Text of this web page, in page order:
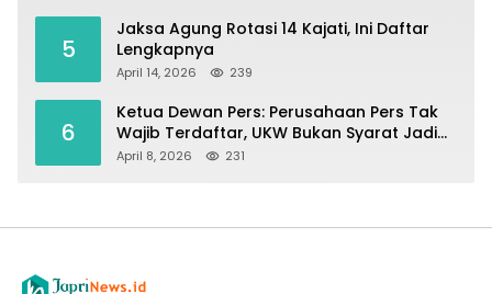
5
Jaksa Agung Rotasi 14 Kajati, Ini Daftar
Lengkapnya
April 14, 2026 239
6
Ketua Dewan Pers: Perusahaan Pers Tak
Wajib Terdaftar, UKW Bukan Syarat Jadi
Wartawan
April 8, 2026 231